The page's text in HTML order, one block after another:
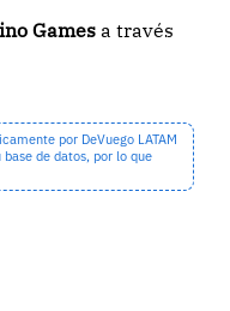
Games a través
por DeVuego LATAM
de datos, por lo que